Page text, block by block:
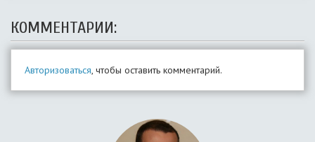
КОММЕНТАРИИ:
Авторизоваться, чтобы оставить комментарий.